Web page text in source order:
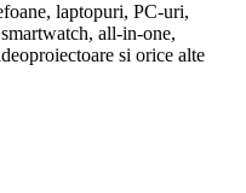
laptopuri, PC-uri,
all-in-one,
si orice alte